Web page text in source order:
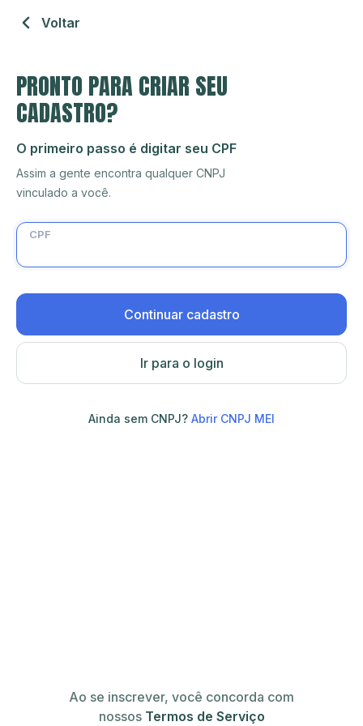
Voltar
PRONTO PARA CRIAR SEU
CADASTRO?
O primeiro passo é digitar seu CPF
Assim a gente encontra qualquer CNPJ
vinculado a você.
CPF
Continuar cadastro
Ir para o login
Ainda sem CNPJ? Abrir CNPJ MEI
Ao se inscrever, você concorda com
nossos Termos de Serviço